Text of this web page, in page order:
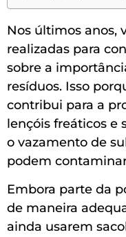
Nos últimos anos,
realizadas para
sobre a
resíduos. Isso
contribui para a
lençóis freáticos e
o vazamento de
podem
Embora parte da
de maneira
ainda usarem